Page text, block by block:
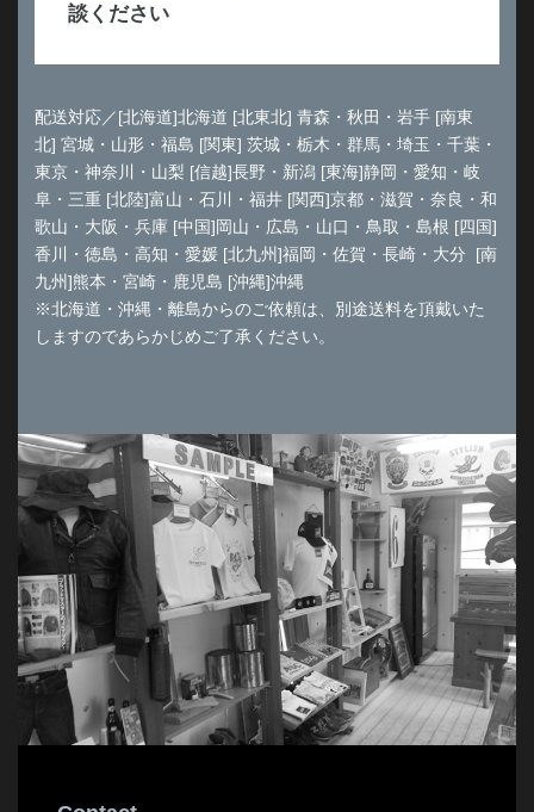
談ください
配送対応／[北海道]北海道 [北東北] 青森・秋田・岩手 [南東
北] 宮城・山形・福島 [関東] 茨城・栃木・群馬・埼玉・千葉・
東京・神奈川・山梨 [信越]長野・新潟 [東海]静岡・愛知・岐
阜・三重 [北陸]富山・石川・福井 [関西]京都・滋賀・奈良・和
歌山・大阪・兵庫 [中国]岡山・広島・山口・鳥取・島根 [四国]
香川・徳島・高知・愛媛 [北九州]福岡・佐賀・長崎・大分 [南
九州]熊本・宮崎・鹿児島 [沖縄]沖縄
※北海道・沖縄・離島からのご依頼は、別途送料を頂戴いた
しますのであらかじめご了承ください。